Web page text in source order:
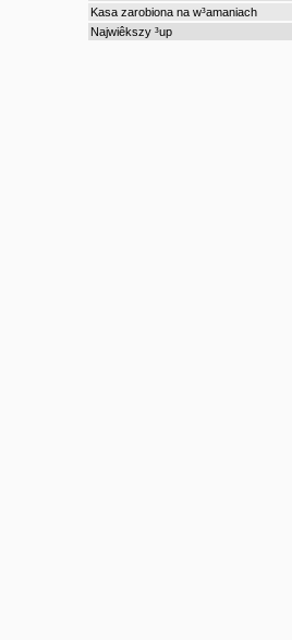
Kasa zarobiona na w³amaniach
Najwiêkszy ³up